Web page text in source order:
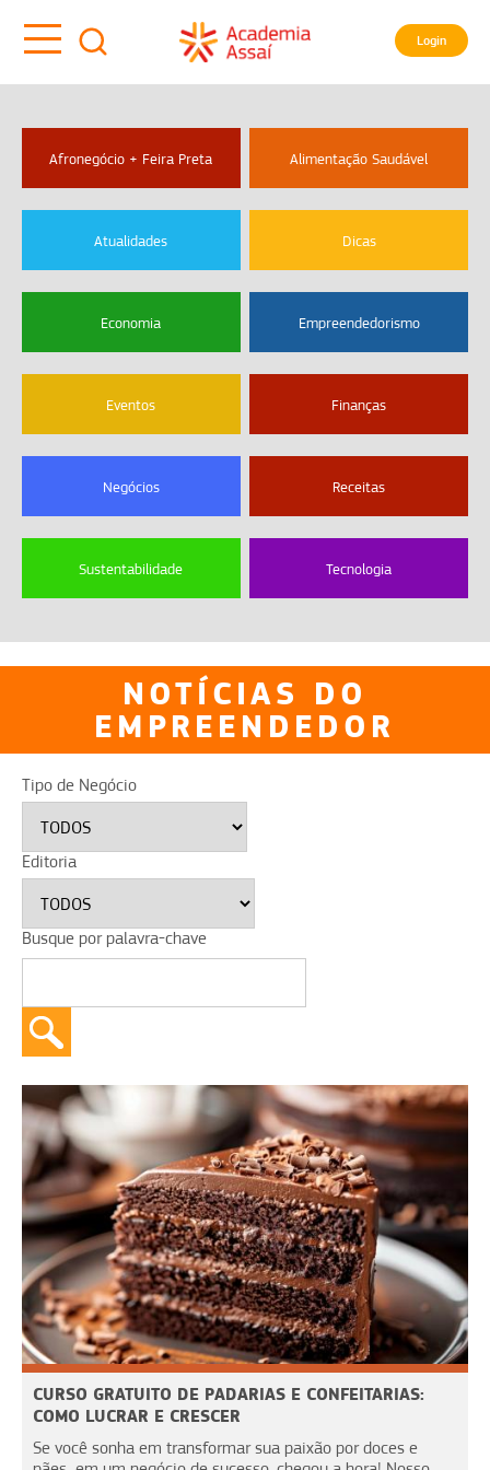
Login
Afronegócio + Feira Preta Alimentação Saudável
Atualidades Dicas
Economia Empreendedorismo
Eventos Finanças
Negócios Receitas
Sustentabilidade Tecnologia
NOTÍCIAS DO
EMPREENDEDOR
Tipo de Negócio
Editoria
Busque por palavra-chave
CURSO GRATUITO DE PADARIAS E CONFEITARIAS:
COMO LUCRAR E CRESCER
Se você sonha em transformar sua paixão por doces e